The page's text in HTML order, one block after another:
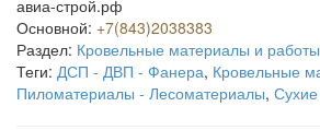
авиа-строй.рф
Основной: +7(843)2038383
Раздел: Кровельные материалы и работы
Теги: ДСП - ДВП - Фанера, Кровельные
Пиломатериалы - Лесоматериалы,